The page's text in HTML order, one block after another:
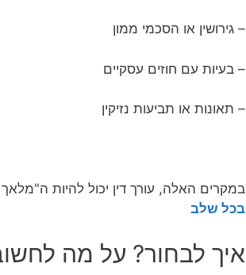
– גירושין או הסכמי ממון
– בעיות עם חוזים עסקיים
– תאונות או תביעות נזיקין
במקרים האלה, עורך דין יכול להיות
בכל שלב
איך לבחור? על מה